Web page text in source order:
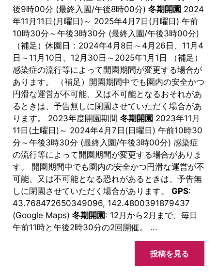
後9時00分 (最終入園/午後8時00分) 冬期開園 2024
年11月11日(月曜日)～ 2025年4月7日(月曜日) 午前
10時30分～午後3時30分 (最終入園/午後3時00分)
（補足）休園日：2024年4月8日～4月26日、11月4
日～11月10日、12月30日～2025年1月1日 （補足）
感染症の流行等によって開園期間が変更する場合が
あります。 （補足）開園期間中でも園内の安全かつ
円滑な運営が不可能、又は不可能となるおそれがあ
るときは、予告無しに閉園させていただく場合があ
ります。 2023年度開園期間 冬期開園 2023年11月
11日(土曜日)～ 2024年4月7日(日曜日) 午前10時30
分～午後3時30分 (最終入園/午後3時00分) 感染症
の流行等によって開園期間が変更する場合がありま
す。 開園期間中でも園内の安全かつ円滑な運営が不
可能、又は不可能となる恐れがあるときは、予告無
しに閉園させていただく場合があります。 GPS:
43.768472650349096, 142.4800391879437
(Google Maps) 冬期開園: 12月から2月まで、毎日
午前11時と午後2時30分の2回開催。 ...
投稿を見る